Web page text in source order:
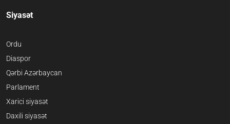
Siyasət
Ordu
Diaspor
Qərbi Azərbaycan
Parlament
Xarici siyasət
Daxili siyasət